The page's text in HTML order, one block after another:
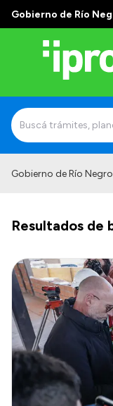
Gobierno de Río
¿Qué es IPROSS?
Autoridades
Delegaciones
Consultorios
Presentación CV
Transparencia
Gobierno de Río Negro
Resultados de